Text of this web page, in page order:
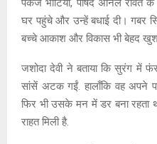
पंकज भाटिया, पार्षद अनिल
घर पहुंचे और उन्हें बधाई दी। गबर
बच्चे आकाश और विकास भी बेहद
जशोदा देवी ने बताया कि सुरंग में
सांसें अटक गईं. हालाँकि वह अपने
फिर भी उसके मन में डर बना रहता
राहत मिली है.